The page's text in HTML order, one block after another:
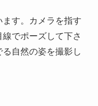
す。カメラを指す
でポーズして下さ
自然の姿を撮影し